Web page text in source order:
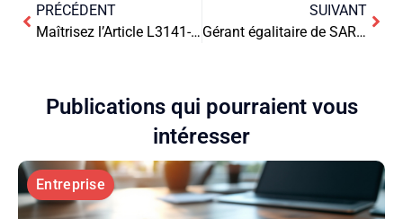
PRÉCÉDENT
Maîtrisez l’Article L3141-8 du Code du Travail : Enjeux et Applications Pratiques pour les Professionnels
SUIVANT
Gérant égalitaire de SARL : enjeux et particularités
Publications qui pourraient vous
intéresser
Entreprise